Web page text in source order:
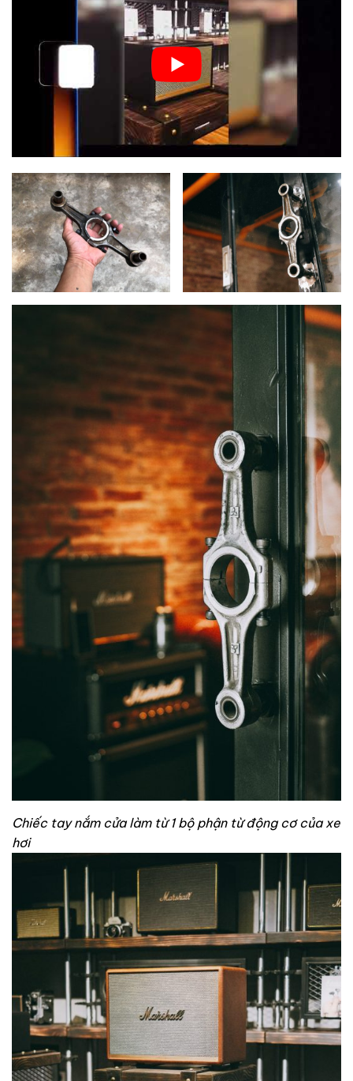
Chiếc tay nắm cửa làm từ 1 bộ phận từ động cơ của xe
hơi